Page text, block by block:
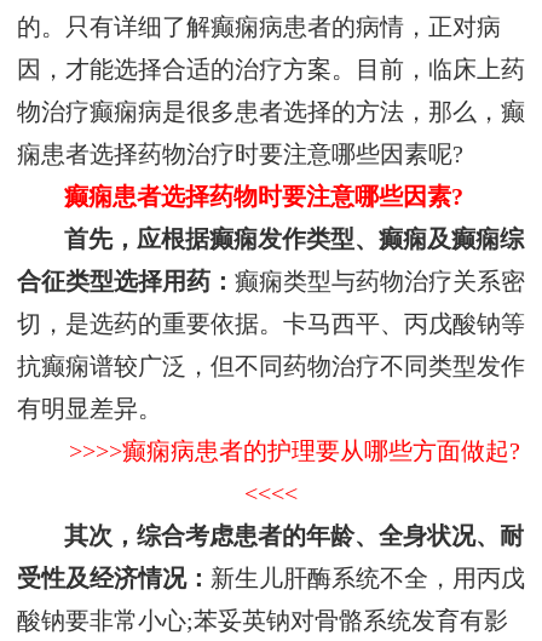
的。只有详细了解癫痫病患者的病情，正对病
因，才能选择合适的治疗方案。目前，临床上药
物治疗癫痫病是很多患者选择的方法，那么，癫
痫患者选择药物治疗时要注意哪些因素呢?
癫痫患者选择药物时要注意哪些因素?
首先，应根据癫痫发作类型、癫痫及癫痫综
合征类型选择用药： 癫痫类型与药物治疗关系密
切，是选药的重要依据。卡马西平、丙戊酸钠等
抗癫痫谱较广泛，但不同药物治疗不同类型发作
有明显差异。
>>>>癫痫病患者的护理要从哪些方面做起?
<<<<
其次，综合考虑患者的年龄、全身状况、耐
受性及经济情况： 新生儿肝酶系统不全，用丙戊
酸钠要非常小心;苯妥英钠对骨骼系统发育有影